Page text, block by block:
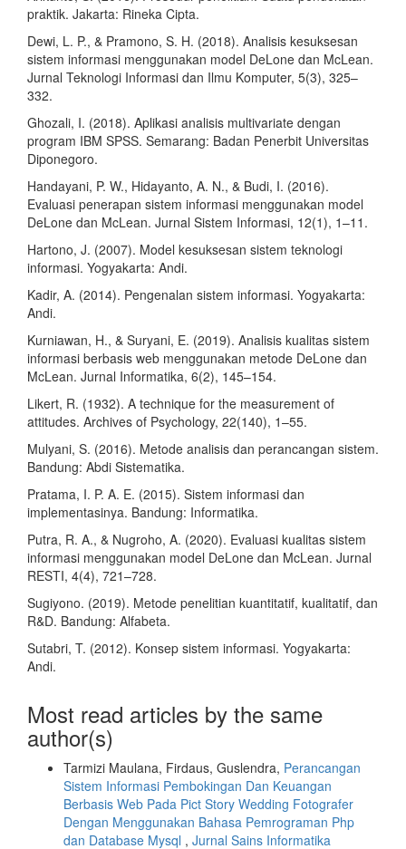
praktik. Jakarta: Rineka Cipta.
Dewi, L. P., & Pramono, S. H. (2018). Analisis kesuksesan
sistem informasi menggunakan model DeLone dan McLean.
Jurnal Teknologi Informasi dan Ilmu Komputer, 5(3), 325–
332.
Ghozali, I. (2018). Aplikasi analisis multivariate dengan
program IBM SPSS. Semarang: Badan Penerbit Universitas
Diponegoro.
Handayani, P. W., Hidayanto, A. N., & Budi, I. (2016).
Evaluasi penerapan sistem informasi menggunakan model
DeLone dan McLean. Jurnal Sistem Informasi, 12(1), 1–11.
Hartono, J. (2007). Model kesuksesan sistem teknologi
informasi. Yogyakarta: Andi.
Kadir, A. (2014). Pengenalan sistem informasi. Yogyakarta:
Andi.
Kurniawan, H., & Suryani, E. (2019). Analisis kualitas sistem
informasi berbasis web menggunakan metode DeLone dan
McLean. Jurnal Informatika, 6(2), 145–154.
Likert, R. (1932). A technique for the measurement of
attitudes. Archives of Psychology, 22(140), 1–55.
Mulyani, S. (2016). Metode analisis dan perancangan sistem.
Bandung: Abdi Sistematika.
Pratama, I. P. A. E. (2015). Sistem informasi dan
implementasinya. Bandung: Informatika.
Putra, R. A., & Nugroho, A. (2020). Evaluasi kualitas sistem
informasi menggunakan model DeLone dan McLean. Jurnal
RESTI, 4(4), 721–728.
Sugiyono. (2019). Metode penelitian kuantitatif, kualitatif, dan
R&D. Bandung: Alfabeta.
Sutabri, T. (2012). Konsep sistem informasi. Yogyakarta:
Andi.
Most read articles by the same
author(s)
Tarmizi Maulana, Firdaus, Guslendra, Perancangan
Sistem Informasi Pembokingan Dan Keuangan
Berbasis Web Pada Pict Story Wedding Fotografer
Dengan Menggunakan Bahasa Pemrograman Php
dan Database Mysql , Jurnal Sains Informatika